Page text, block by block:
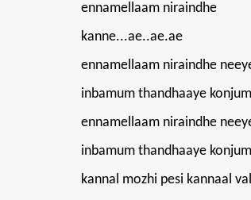
ennamellaam niraindhe
kanne...ae..ae.ae
ennamellaam niraindhe
inbamum thandhaaye
ennamellaam niraindhe
inbamum thandhaaye
kannal mozhi pesi kannaal